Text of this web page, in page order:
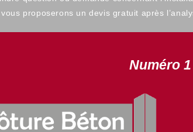
proposerons un devis gratuit après
Numéro